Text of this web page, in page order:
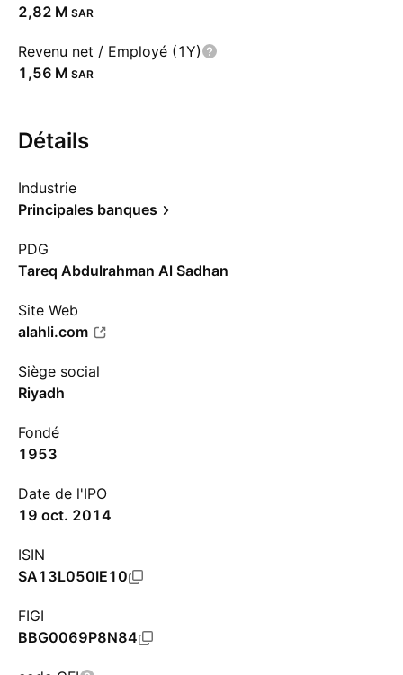
‪2,82 M‬ SAR
Revenu net / Employé (1Y)
‪1,56 M‬ SAR
Détails
Industrie
Principales banques
PDG
Tareq Abdulrahman Al Sadhan
Site Web
alahli.com
Siège social
Riyadh
Fondé
1953
Date de l'IPO
19 oct. 2014
ISIN
SA13L050IE10
FIGI
BBG0069P8N84